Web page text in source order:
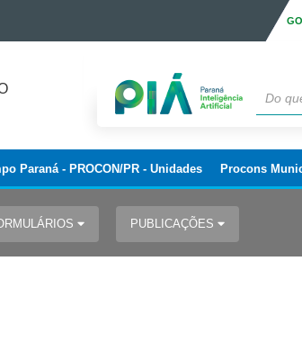
Paraná - PROCON/PR - Unidades Procons
PUBLICAÇÕES